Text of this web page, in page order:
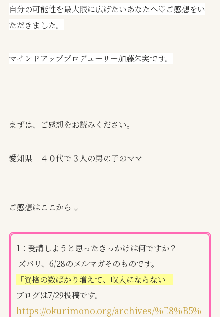
自分の可能性を最大限に広げたいあなたへ♡ご感想をい
ただきました。
マインドアッププロデューサー加藤朱実です。
まずは、ご感想をお読みください。
愛知県 ４０代で３人の男の子のママ
ご感想はここから↓
1：受講しようと思ったきっかけは何ですか？
ズバリ、6/28のメルマガそのものです。
「資格の数ばかり増えて、収入にならない」
ブログは7/29投稿です。
https://okurimono.org/archives/%E8%B5%